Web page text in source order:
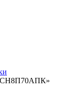
СН8П70АПК»